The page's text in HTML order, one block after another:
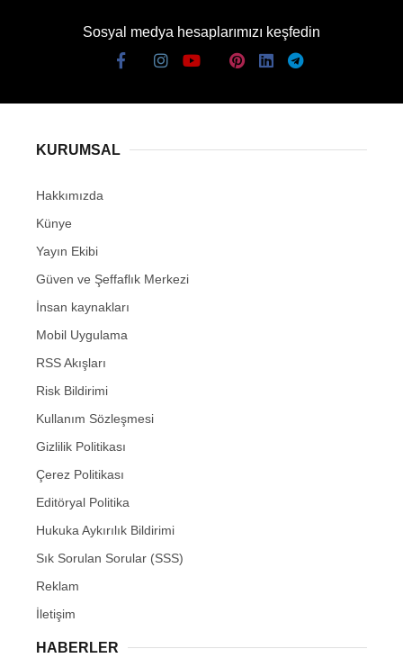
Sosyal medya hesaplarımızı keşfedin
KURUMSAL
Hakkımızda
Künye
Yayın Ekibi
Güven ve Şeffaflık Merkezi
İnsan kaynakları
Mobil Uygulama
RSS Akışları
Risk Bildirimi
Kullanım Sözleşmesi
Gizlilik Politikası
Çerez Politikası
Editöryal Politika
Hukuka Aykırılık Bildirimi
Sık Sorulan Sorular (SSS)
Reklam
İletişim
HABERLER